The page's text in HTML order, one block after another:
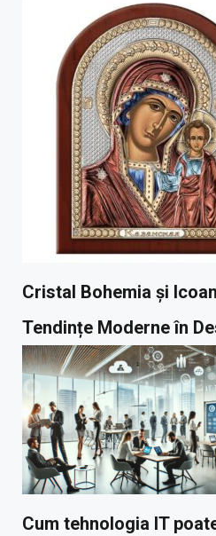
Cristal Bohemia și
Tendințe Moderne în
Cum tehnologia IT